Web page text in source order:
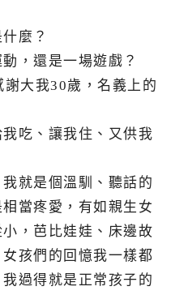
麼？
，還是一場遊戲？
大我30歲，名義上的
吃、讓我住、又供我
就是個溫馴、聽話的
當疼愛，有如親生女
，芭比娃娃、床邊故
孩們的回憶我一樣都
過得就是正常孩子的